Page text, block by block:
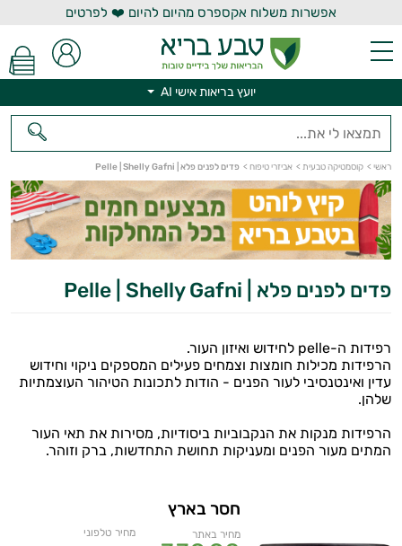
אפשרות משלוח אקספרס מהיום להיום ❤️ לפרטים
יועץ בריאות אישי AI
ראשי > קוסמטיקה טבעית > אביזרי טיפוח > פדים לפנים פלא | Pelle | Shelly Gafni
פדים לפנים פלא | Pelle | Shelly Gafni
רפידות ה-pelle לחידוש ואיזון העור.
הרפידות מכילות חומצות וצמחים פעילים המספקים ניקוי וחידוש
עדין ואינטנסיבי לעור הפנים - הודות לתכונות הטיהור העוצמתיות
שלהן.
הרפידות מנקות את הנקבוביות ביסודיות, מסירות את תאי העור
המתים מעור הפנים ומעניקות תחושת התחדשות, ברק וזוהר.
חסר בארץ
מחיר באתר מחיר טלפוני
יועץ בריאות אישי AI